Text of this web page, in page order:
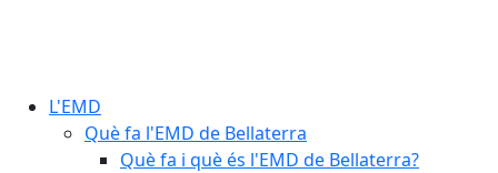
L'EMD
Què fa l'EMD de Bellaterra
Què fa i què és l'EMD de Bellaterra?